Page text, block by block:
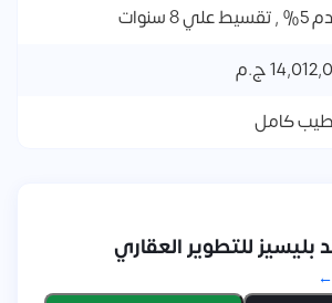
8 سنوات
ج.م
كامل
بليسيز للتطوير العقاري